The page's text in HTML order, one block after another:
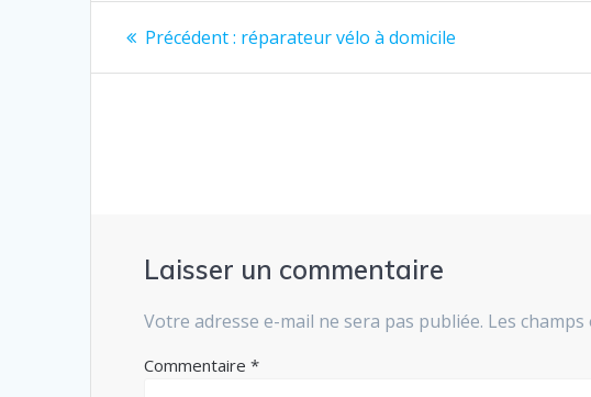
Navigation
de
Précédent : Article
réparateur vélo à domicile
Laisser un commentaire
Votre adresse e-mail ne sera pas publiée. Les
Commentaire*